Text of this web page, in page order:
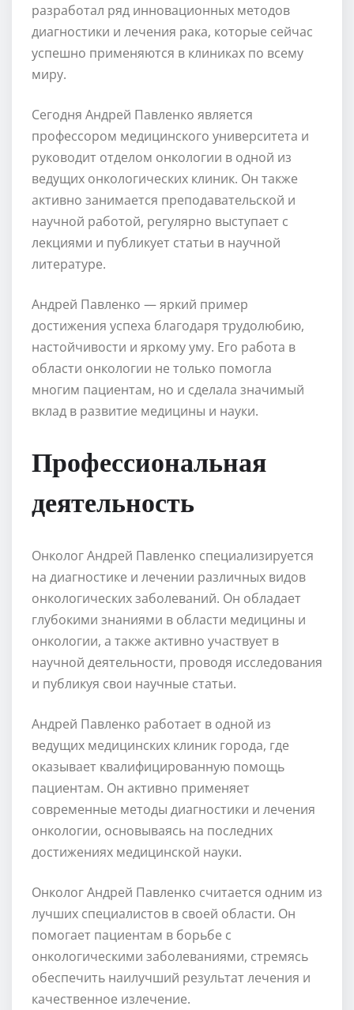
разработал ряд инновационных методов
диагностики и лечения рака, которые сейчас
успешно применяются в клиниках по всему
миру.
Сегодня Андрей Павленко является
профессором медицинского университета и
руководит отделом онкологии в одной из
ведущих онкологических клиник. Он также
активно занимается преподавательской и
научной работой, регулярно выступает с
лекциями и публикует статьи в научной
литературе.
Андрей Павленко — яркий пример
достижения успеха благодаря трудолюбию,
настойчивости и яркому уму. Его работа в
области онкологии не только помогла
многим пациентам, но и сделала значимый
вклад в развитие медицины и науки.
Профессиональная
деятельность
Онколог Андрей Павленко специализируется
на диагностике и лечении различных видов
онкологических заболеваний. Он обладает
глубокими знаниями в области медицины и
онкологии, а также активно участвует в
научной деятельности, проводя исследования
и публикуя свои научные статьи.
Андрей Павленко работает в одной из
ведущих медицинских клиник города, где
оказывает квалифицированную помощь
пациентам. Он активно применяет
современные методы диагностики и лечения
онкологии, основываясь на последних
достижениях медицинской науки.
Онколог Андрей Павленко считается одним из
лучших специалистов в своей области. Он
помогает пациентам в борьбе с
онкологическими заболеваниями, стремясь
обеспечить наилучший результат лечения и
качественное излечение.